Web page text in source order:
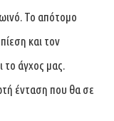
Το απότομο
και τον
το άγχος μας.
ένταση που θα σε